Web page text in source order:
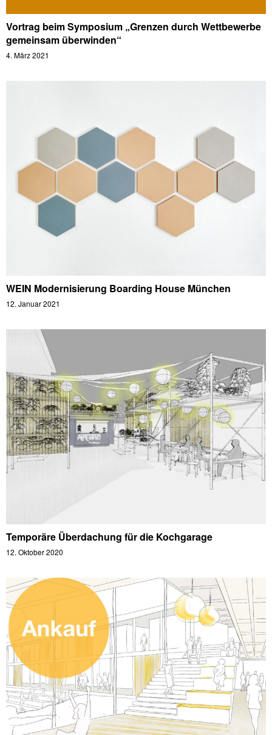
Vortrag beim Symposium „Grenzen durch Wettbewerbe
gemeinsam überwinden“
4. März 2021
WEIN Modernisierung Boarding House München
12. Januar 2021
Temporäre Überdachung für die Kochgarage
12. Oktober 2020